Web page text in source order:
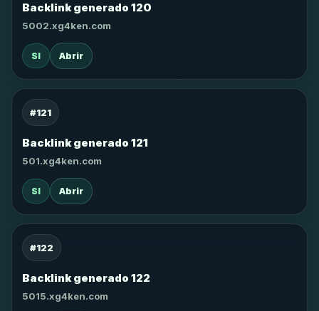
Backlink generado 120
5002.xg4ken.com
SI Abrir
#121
Backlink generado 121
501.xg4ken.com
SI Abrir
#122
Backlink generado 122
5015.xg4ken.com